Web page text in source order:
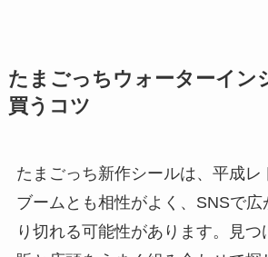
たまごっちウォーターイン
買うコツ
たまごっち新作シールは、平成レ
ブームとも相性がよく、SNSで広
り切れる可能性があります。見つ